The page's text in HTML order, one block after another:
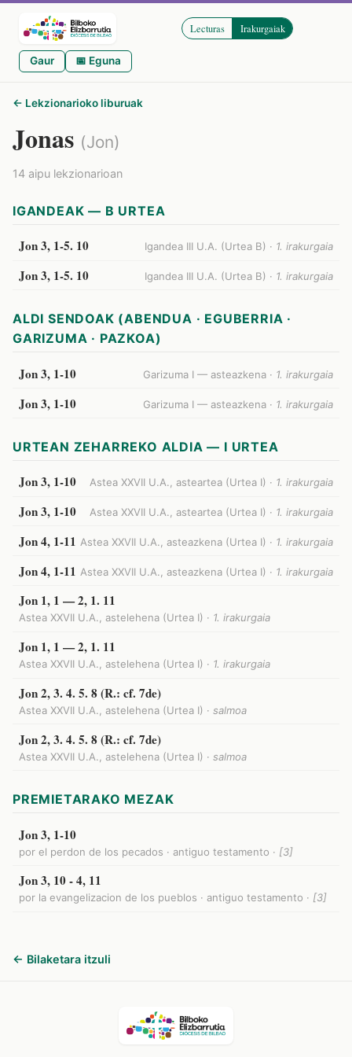
Lecturas Irakurgaiak
Gaur 📅 Eguna
← Lekzionarioko liburuak
Jonas (Jon)
14 aipu lekzionarioan
IGANDEAK — B URTEA
Jon 3, 1-5. 10 Igandea III U.A. (Urtea B) · 1. irakurgaia
Jon 3, 1-5. 10 Igandea III U.A. (Urtea B) · 1. irakurgaia
ALDI SENDOAK (ABENDUA · EGUBERRIA ·
GARIZUMA · PAZKOA)
Jon 3, 1-10 Garizuma I — asteazkena · 1. irakurgaia
Jon 3, 1-10 Garizuma I — asteazkena · 1. irakurgaia
URTEAN ZEHARREKO ALDIA — I URTEA
Jon 3, 1-10 Astea XXVII U.A., asteartea (Urtea I) · 1. irakurgaia
Jon 3, 1-10 Astea XXVII U.A., asteartea (Urtea I) · 1. irakurgaia
Jon 4, 1-11 Astea XXVII U.A., asteazkena (Urtea I) · 1. irakurgaia
Jon 4, 1-11 Astea XXVII U.A., asteazkena (Urtea I) · 1. irakurgaia
Jon 1, 1 — 2, 1. 11
Astea XXVII U.A., astelehena (Urtea I) · 1. irakurgaia
Jon 1, 1 — 2, 1. 11
Astea XXVII U.A., astelehena (Urtea I) · 1. irakurgaia
Jon 2, 3. 4. 5. 8 (R.: cf. 7de)
Astea XXVII U.A., astelehena (Urtea I) · salmoa
Jon 2, 3. 4. 5. 8 (R.: cf. 7de)
Astea XXVII U.A., astelehena (Urtea I) · salmoa
PREMIETARAKO MEZAK
Jon 3, 1-10
por el perdon de los pecados · antiguo testamento · [3]
Jon 3, 10 - 4, 11
por la evangelizacion de los pueblos · antiguo testamento · [3]
← Bilaketara itzuli